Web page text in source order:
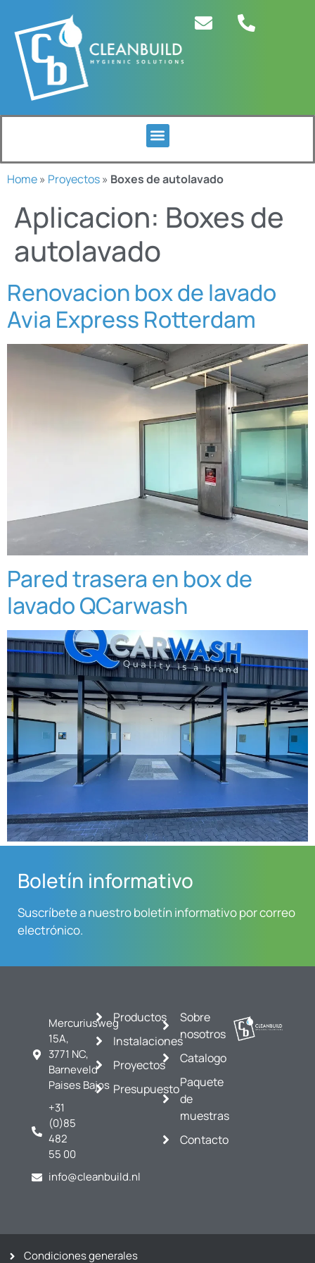
Home» Proyectos» Boxes de autolavado
Aplicacion: Boxes de
autolavado
Renovacion box de lavado
Avia Express Rotterdam
Pared trasera en box de
lavado QCarwash
Boletín informativo
Suscríbete a nuestro boletín informativo por correo
electrónico.
Mercuriusweg
15A,
3771 NC,
Barneveld
Paises Bajos
+31
(0)85
482
55 00
info@cleanbuild.nl
Productos
Instalaciones
Proyectos
Presupuesto
Sobre
nosotros
Catalogo
Paquete
de
muestras
Contacto
Condiciones generales